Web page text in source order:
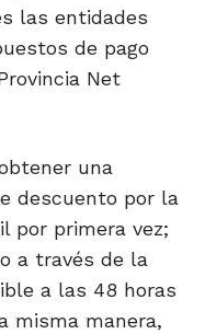
las entidades
de pago
Net
una
descuento por la
por primera vez;
a través de la
a las 48 horas
misma manera,